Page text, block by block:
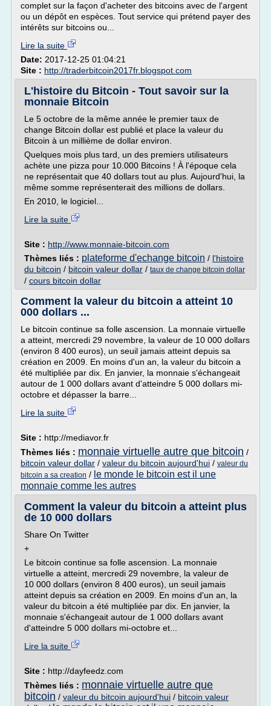
complet sur la façon d'acheter des bitcoins avec de l'argent
ou un dépôt en espèces. Tout service qui prétend payer des
intérêts sur bitcoins ou...
Lire la suite
Date: 2017-12-25 01:04:21
Site : http://traderbitcoin2017fr.blogspot.com
L'histoire du Bitcoin - Tout savoir sur la
monnaie Bitcoin
Le 5 octobre de la même année le premier taux de
change Bitcoin dollar est publié et place la valeur du
Bitcoin à un millième de dollar environ.
Quelques mois plus tard, un des premiers utilisateurs
achète une pizza pour 10.000 Bitcoins ! À l'époque cela
ne représentait que 40 dollars tout au plus. Aujourd'hui, la
même somme représenterait des millions de dollars.
En 2010, le logiciel...
Lire la suite
Site : http://www.monnaie-bitcoin.com
Thèmes liés : plateforme d'echange bitcoin / l'histoire
du bitcoin / bitcoin valeur dollar / taux de change bitcoin dollar
/ cours bitcoin dollar
Comment la valeur du bitcoin a atteint 10
000 dollars ...
Le bitcoin continue sa folle ascension. La monnaie virtuelle
a atteint, mercredi 29 novembre, la valeur de 10 000 dollars
(environ 8 400 euros), un seuil jamais atteint depuis sa
création en 2009. En moins d'un an, la valeur du bitcoin a
été multipliée par dix. En janvier, la monnaie s'échangeait
autour de 1 000 dollars avant d'atteindre 5 000 dollars mi-
octobre et dépasser la barre...
Lire la suite
Site : http://mediavor.fr
Thèmes liés : monnaie virtuelle autre que bitcoin /
bitcoin valeur dollar / valeur du bitcoin aujourd'hui / valeur du
bitcoin a sa creation / le monde le bitcoin est il une
monnaie comme les autres
Comment la valeur du bitcoin a atteint plus
de 10 000 dollars
Share On Twitter
+
Le bitcoin continue sa folle ascension. La monnaie
virtuelle a atteint, mercredi 29 novembre, la valeur de
10 000 dollars (environ 8 400 euros), un seuil jamais
atteint depuis sa création en 2009. En moins d'un an, la
valeur du bitcoin a été multipliée par dix. En janvier, la
monnaie s'échangeait autour de 1 000 dollars avant
d'atteindre 5 000 dollars mi-octobre et...
Lire la suite
Site : http://dayfeedz.com
Thèmes liés : monnaie virtuelle autre que
bitcoin / valeur du bitcoin aujourd'hui / bitcoin valeur